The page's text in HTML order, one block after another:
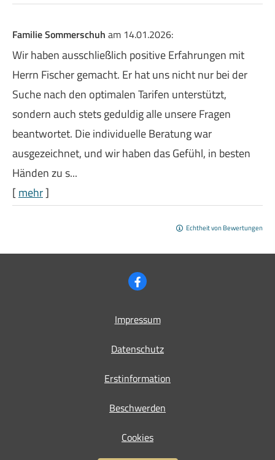
Familie Sommerschuh am 14.01.2026:
Wir haben ausschließlich positive Erfahrungen mit
Herrn Fischer gemacht. Er hat uns nicht nur bei der
Suche nach den optimalen Tarifen unterstützt,
sondern auch stets geduldig alle unsere Fragen
beantwortet. Die individuelle Beratung war
ausgezeichnet, und wir haben das Gefühl, in besten
Händen zu s...
[mehr]
Echtheit von Bewertungen
Impressum
Datenschutz
Erstinformation
Beschwerden
Cookies